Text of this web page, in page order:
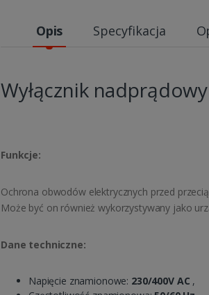
Opis Specyfikacja
Wyłącznik
Funkcje:
Ochrona obwodów elektrycznych przed
Może być on również wykorzystywany jako
Dane techniczne:
Napięcie znamionowe: 230/400V AC ,